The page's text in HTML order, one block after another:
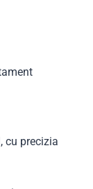
cu precizia